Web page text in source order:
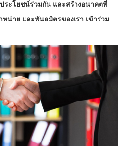
ระโยชน์ร่วมกัน และสร้างอนาคตที่
หน่าย และพันธมิตรของเรา เข้าร่วม